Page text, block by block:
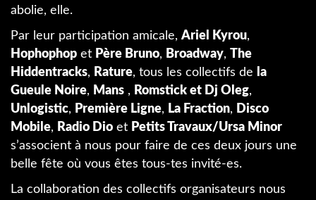
abolie, elle.
Par leur participation amicale, Ariel Kyrou,
Hophophop et Père Bruno, Broadway, The
Hiddentracks, Rature, tous les collectifs de la
Gueule Noire, Mans , Romstick et Dj Oleg,
Unlogistic, Première Ligne, La Fraction, Disco
Mobile, Radio Dio et Petits Travaux/Ursa Minor
s’associent à nous pour faire de ces deux jours une
belle fête où vous êtes tous-tes invité-es.
La collaboration des collectifs organisateurs nous